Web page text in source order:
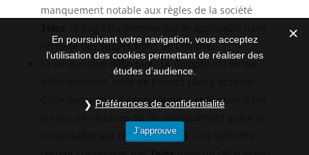
manquement notable aux règles de la société
l’échelle des suspensions de Compte.
La suspension définitive : Le Compte est fermé
Cette sanction est généralement appliquée dans
inexcusable aux règles deTelos
En poursuivant votre navigation, vous acceptez
l'utilisation des cookies permettant de réaliser des
études d’audience.
Préférences de confidentialité
J’approuve